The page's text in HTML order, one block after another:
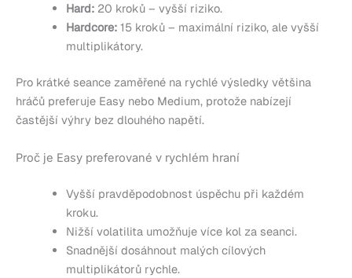
Hard:20 kroků – vyšší riziko.
Hardcore:15 kroků – maximální riziko, ale vyšší
multiplikátory.
Pro krátké seance zaměřené na rychlé výsledky většina
hráčů preferuje Easy nebo Medium, protože nabízejí
častější výhry bez dlouhého napětí.
Proč je Easy preferované v rychlém hraní
Vyšší pravděpodobnost úspěchu při každém
kroku.
Nižší volatilita umožňuje více kol za seanci.
Snadnější dosáhnout malých cílových
multiplikátorů rychle.